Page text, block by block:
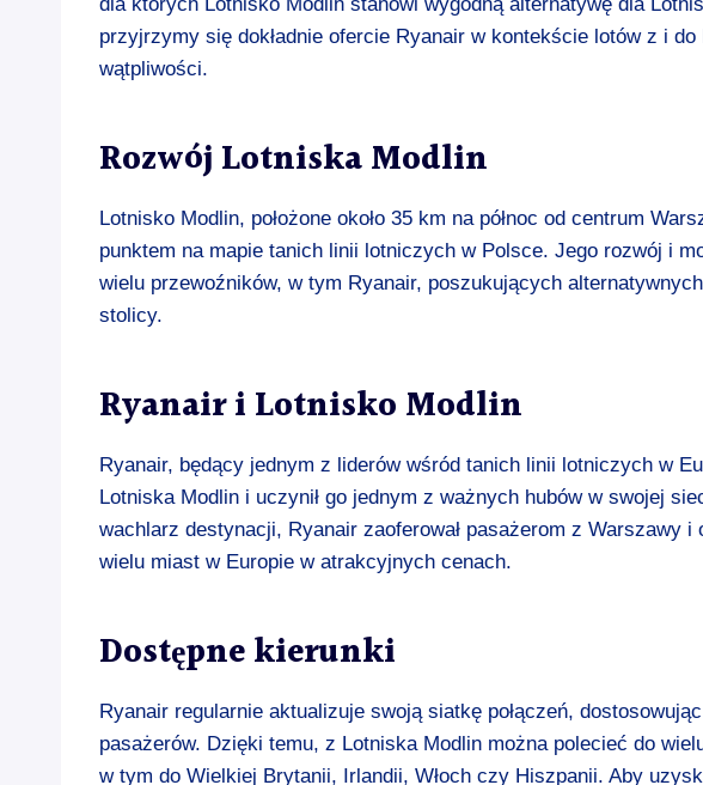
przyjrzymy się dokładnie ofercie Ryanair w kontekście lotów z i
wątpliwości.
Rozwój Lotniska Modlin
Lotnisko Modlin, położone około 35 km na północ od centrum
punktem na mapie tanich linii lotniczych w Polsce. Jego rozwój i
wielu przewoźników, w tym Ryanair, poszukujących
stolicy.
Ryanair i Lotnisko Modlin
Ryanair, będący jednym z liderów wśród tanich linii lotniczych w
Lotniska Modlin i uczynił go jednym z ważnych hubów w swojej
wachlarz destynacji, Ryanair zaoferował pasażerom z Warszawy
wielu miast w Europie w atrakcyjnych cenach.
Dostępne kierunki
Ryanair regularnie aktualizuje swoją siatkę połączeń,
pasażerów. Dzięki temu, z Lotniska Modlin można polecieć do
w tym do Wielkiej Brytanii, Irlandii, Włoch czy Hiszpanii. Aby